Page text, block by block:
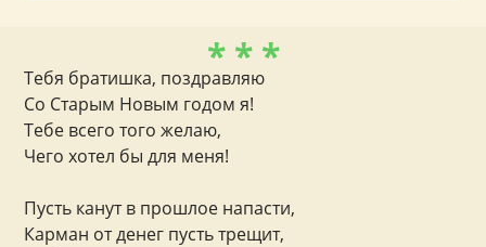
* * *
Тебя братишка, поздравляю
Со Старым Новым годом я!
Тебе всего того желаю,
Чего хотел бы для меня!
Пусть канут в прошлое напасти,
Карман от денег пусть трещит,